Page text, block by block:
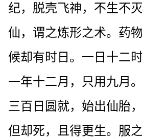
纪，脱壳飞神，不生不
仙，谓之炼形之术。药
候却有时日。一日十二
一年十二月，只用九月
三百日圆就，始出仙胎
但却死，且得更生。服